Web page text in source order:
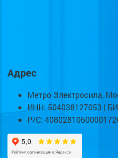
Адрес
Метро Электросила,
ИНН: 504038127053 |
Р/С: